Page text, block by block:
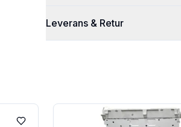
Leverans & Retur